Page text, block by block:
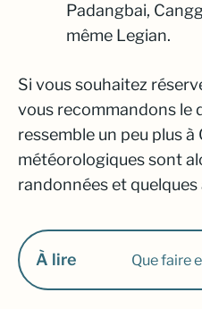
Padangbai,
même Legian.
Si vous souhaitez
vous recommandons le
ressemble un peu plus
météorologiques sont
randonnées et
À lire Que faire